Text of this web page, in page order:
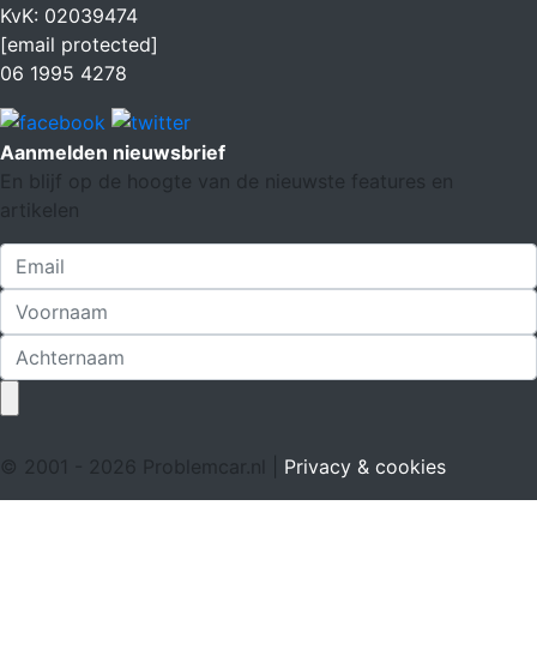
KvK: 02039474
[email protected]
06 1995 4278
Aanmelden nieuwsbrief
En blijf op de hoogte van de nieuwste features en
artikelen
© 2001 - 2026 Problemcar.nl | Privacy & cookies